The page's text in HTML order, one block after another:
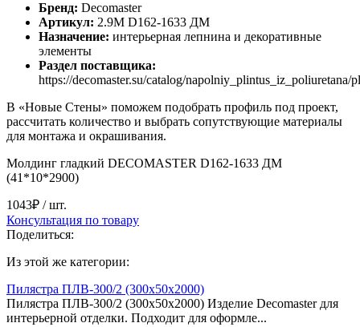
Бренд: Decomaster
Артикул: 2.9M D162-1633 ДМ
Назначение: интерьерная лепнина и декоративные
элементы
Раздел поставщика:
https://decomaster.su/catalog/
В «Новые Стены» поможем подобрать профиль под проект,
рассчитать количество и выбрать сопутствующие материалы
для монтажа и окрашивания.
Молдинг гладкий DECOMASTER D162-1633 ДМ
(41*10*2900)
1043₽ / шт.
Консультация по товару
Поделиться:
Из этой же категории:
Пилястра ПЛВ-300/2 (300х50х2000)
Пилястра ПЛВ-300/2 (300х50х2000) Изделие Decomaster для
интерьерной отделки. Подходит для оформле...